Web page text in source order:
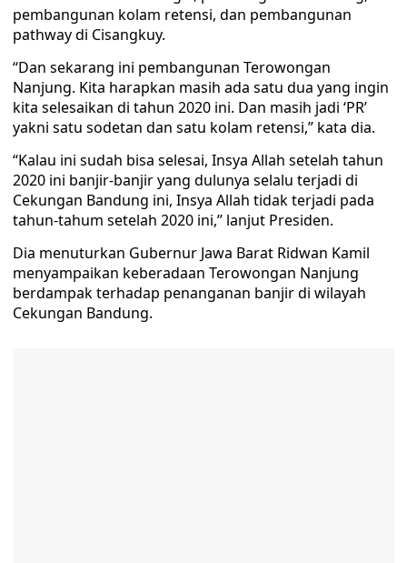
pembangunan kolam retensi, dan pembangunan
pathway di Cisangkuy.
“Dan sekarang ini pembangunan Terowongan
Nanjung. Kita harapkan masih ada satu dua yang ingin
kita selesaikan di tahun 2020 ini. Dan masih jadi ‘PR’
yakni satu sodetan dan satu kolam retensi,” kata dia.
“Kalau ini sudah bisa selesai, Insya Allah setelah tahun
2020 ini banjir-banjir yang dulunya selalu terjadi di
Cekungan Bandung ini, Insya Allah tidak terjadi pada
tahun-tahum setelah 2020 ini,” lanjut Presiden.
Dia menuturkan Gubernur Jawa Barat Ridwan Kamil
menyampaikan keberadaan Terowongan Nanjung
berdampak terhadap penanganan banjir di wilayah
Cekungan Bandung.